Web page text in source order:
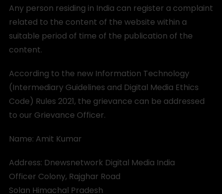
Any person residing in India can register a complaint
related to the content of the website within a
suitable period of time of the publication of the
content.
According to the new Information Technology
(Intermediary Guidelines and Digital Media Ethics
Code) Rules 2021, the grievance can be addressed
to our Grievance Officer.
Name: Amit Kumar
Address: Dnewsnetwork Digital Media India
Officer Colony, Rajghar Road
Solan Himachal Pradesh